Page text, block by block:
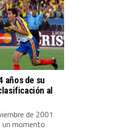
años de su
al
de 2001
un momento